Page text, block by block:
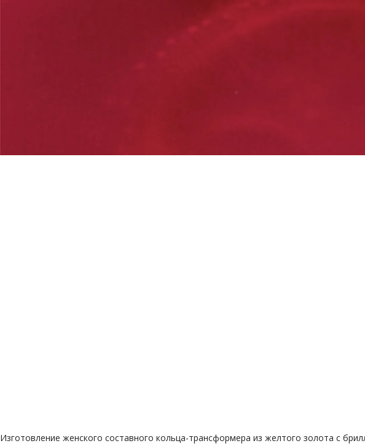
Изготовление женского составного кольца-трансформера из желтого золота с